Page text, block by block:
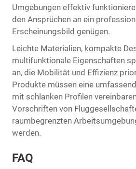
Umgebungen effektiv
den Ansprüchen an ein
Erscheinungsbild genügen.
Leichte Materialien, kompakte
multifunktionale Eigenschaften
an, die Mobilität und Effizienz
Produkte müssen eine
mit schlanken Profilen
Vorschriften von
raumbegrenzten
werden.
FAQ